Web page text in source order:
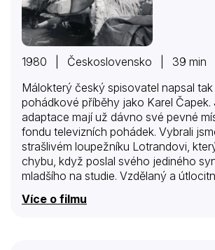
1980 | Československo | 39 min
Málokterý český spisovatel napsal tak
pohádkové příběhy jako Karel Čapek.
adaptace mají už dávno své pevné
fondu televizních pohádek. Vybrali
strašlivém loupežníku Lotrandovi,
chybu, když poslal svého jediného
mladšího na studie. Vzdělaný a
nedokázal po otci převzít
bylo jen dobře, že se toho zklamání
Více o filmu